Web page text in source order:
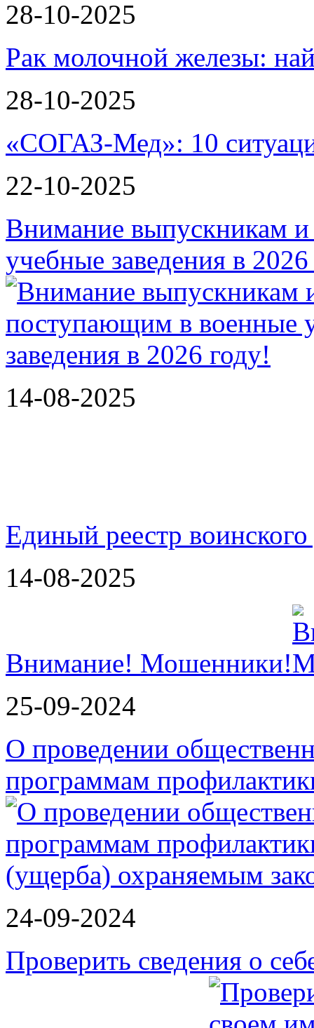
28-10-2025
Рак молочной железы:
28-10-2025
«СОГАЗ-Мед»: 10
22-10-2025
Внимание выпускникам
учебные заведения в
14-08-2025
Единый реестр воинского
14-08-2025
Внимание! Мошенники!
25-09-2024
О проведении
программам
24-09-2024
Проверить сведения о